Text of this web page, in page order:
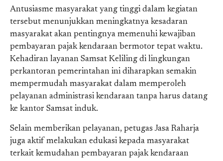
Antusiasme masyarakat yang tinggi dalam kegiatan
tersebut menunjukkan meningkatnya kesadaran
masyarakat akan pentingnya memenuhi kewajiban
pembayaran pajak kendaraan bermotor tepat waktu.
Kehadiran layanan Samsat Keliling di lingkungan
perkantoran pemerintahan ini diharapkan semakin
mempermudah masyarakat dalam memperoleh
pelayanan administrasi kendaraan tanpa harus datang
ke kantor Samsat induk.
Selain memberikan pelayanan, petugas Jasa Raharja
juga aktif melakukan edukasi kepada masyarakat
terkait kemudahan pembayaran pajak kendaraan